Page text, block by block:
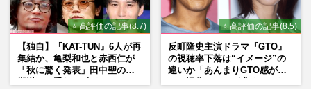
⭐ 高評価の記事(8.7)
【独自】『KAT-TUN』6人が再
集結か、亀梨和也と赤西仁が
「秋に驚く発表」田中聖の刑
⭐ 高評価の記事(8.5)
反町隆史主演ドラマ『GTO』
の視聴率下落は“イメージ”の
違いか「あんまりGTO感がな